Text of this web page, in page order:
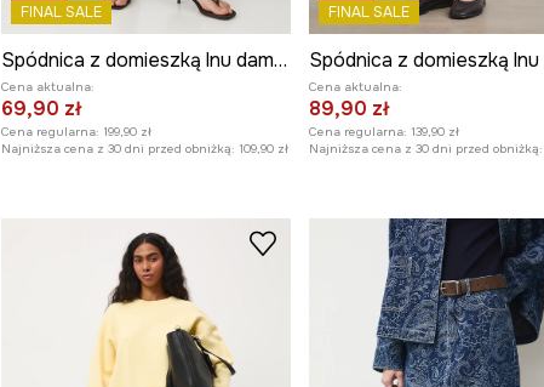
FINAL SALE
Spódnica z domieszką lnu damska maxi wzorzysta
Cena aktualna:
69,90 zł
Cena regularna: 199,90 zł
Najniższa cena z 30 dni przed obniżką: 109,90 zł
FINAL SALE
Cena aktualna:
89,90 zł
Cena regularna: 139,90 zł
Najniższa cena z 30 dni przed obniżką: